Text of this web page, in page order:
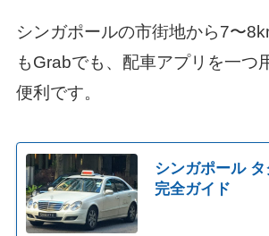
シンガポールの市街地から7〜
もGrabでも、配車アプリを一つ
便利です。
シンガポール
完全ガイド